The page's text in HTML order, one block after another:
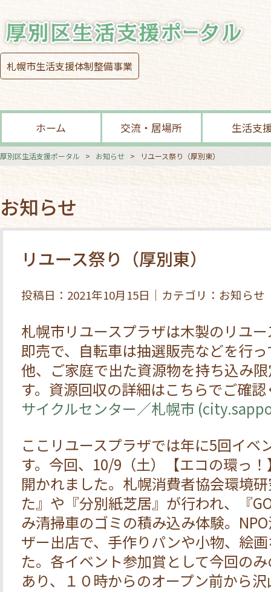
札幌市生活支援体制整備事業
ホーム 交流・居場所 生活支
厚別区生活支援ポータル > お知らせ > リユース祭り（厚別東）
お知らせ
リユース祭り（厚別東）
投稿日：2021年10月15日｜カテゴリ：お知らせ
札幌市リユースプラザは木製のリユ
即売で、自転車は抽選販売などを行
他、ご家庭で出た資源物を持ち込み
す。資源回収の詳細はこちらでご確
サイクルセンター／札幌市
ここリユースプラザでは年に5回イベ
す。今回、10/9（土）【エコの環っ
開かれました。札幌消費者協会環境
た』や『分別紙芝居』が行われ、『
み清掃車のゴミの積み込み体験。
ザー出店で、手作りパンや小物、絵
た。各イベント参加賞として今回の
あり、１０時からのオープン前から